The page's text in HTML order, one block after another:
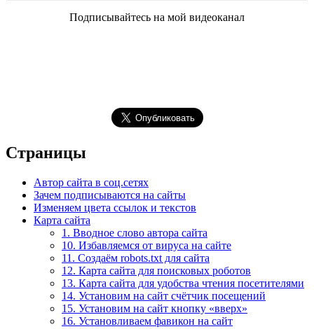
Подписывайтесь на мой видеоканал
Страницы
Автор сайта в соц.сетях
Зачем подписываются на сайты
Изменяем цвета ссылок и текстов
Карта сайта
1. Вводное слово автора сайта
10. Избавляемся от вируса на сайте
11. Создаём robots.txt для сайта
12. Карта сайта для поисковых роботов
13. Карта сайта для удобства чтения посетителями
14. Установим на сайт счётчик посещений
15. Установим на сайт кнопку «вверх»
16. Установливаем фавикон на сайт